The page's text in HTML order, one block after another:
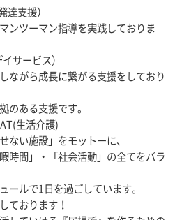
支援）
ンツーマン指導を実践しておりま
サービス）
ながら成長に繋がる支援をしており
のある支援です。
生活介護)
ない施設」をモットーに、
時間」・「社会活動」の全てをバラ
ールで1日を過ごしています。
ております！